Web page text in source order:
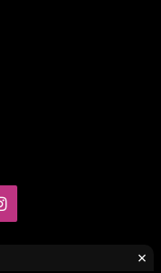
Instagram
×